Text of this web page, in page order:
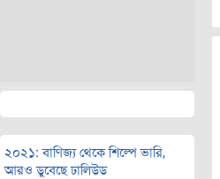
২০২১: বাণিজ্য থেকে শিল্পে ভারি,
আরও ডুবেছে ঢালিউড